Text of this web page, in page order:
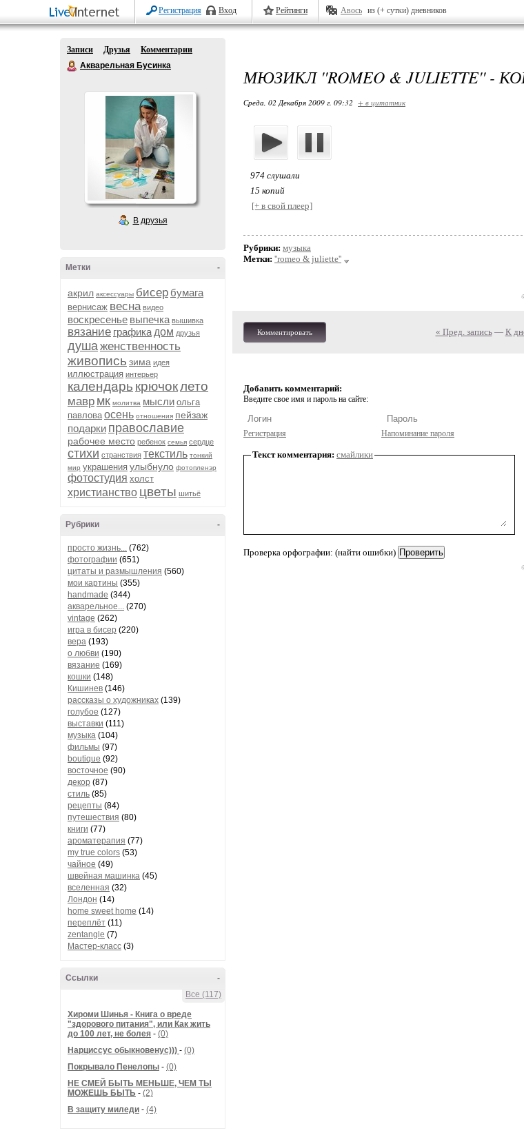
Регистрация Вход Рейтинги Авось из (+ сутки) дневников
Записи Друзья
Комментарии
Акварельная Бусинка
В друзья
-
Метки
акрил аксессуары бисер бумага
вернисаж весна видео
воскресенье выпечка вышивка
вязание графика дом друзья
душаженственность
живопись зима идея
иллюстрация интерьер
календарь крючоклето
мавр мк молитва мысли ольга
павлова осень отношения пейзаж
подарки православие
рабочее место ребенок семья сердце
стихи странствия текстиль тонкий
мир украшения улыбнуло фотопленэр
фотостудия холст
христианство цветы шитьё
-
Рубрики
просто жизнь... (762)
фотографии (651)
цитаты и размышления (560)
мои картины (355)
handmade (344)
акварельное... (270)
vintage (262)
игра в бисер (220)
вера (193)
о любви (190)
вязание (169)
кошки (148)
Кишинев (146)
рассказы о художниках (139)
голубое (127)
выставки (111)
музыка (104)
фильмы (97)
boutique (92)
восточное (90)
декор (87)
стиль (85)
рецепты (84)
путешествия (80)
книги (77)
ароматерапия (77)
my true colors (53)
чайное (49)
швейная машинка (45)
вселенная (32)
Лондон (14)
home sweet home (14)
переплёт (11)
zentangle (7)
Мастер-класс (3)
-
Ссылки
Все (117)
Хироми Шинья - Книга о вреде
"здорового питания", или Как жить
до 100 лет, не болея - (0)
Нарциссус обыкновенус))) - (0)
Покрывало Пенелопы - (0)
НЕ СМЕЙ БЫТЬ МЕНЬШЕ, ЧЕМ ТЫ
МОЖЕШЬ БЫТЬ - (2)
В защиту миледи - (4)
МЮЗИКЛ ''ROMEO & JULIETTE'' -
Среда, 02 Декабря 2009 г. 09:32 + в цитатник
974 слушали
15 копий
[+ в свой плеер]
Рубрики: музыка
Метки: ''romeo & juliette''
Комментировать « Пред. запись— К
Добавить комментарий:
Введите свое имя и пароль на сайте:
Регистрация Напоминание пароля
Текст комментария: смайлики
Проверка орфографии: (найти ошибки)